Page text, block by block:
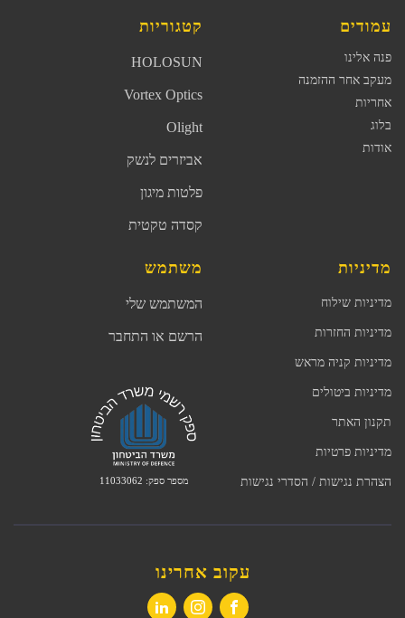
עמודים
פנה אלינו
מעקב אחר ההזמנה
אחריות
בלוג
אודות
קטגוריות
HOLOSUN
Vortex Optics
Olight
אביזרים לנשק
פלטות מיגון
קסדה טקטית
מדיניות
מדיניות שילוח
מדיניות החזרות
מדיניות קניה מראש
מדיניות ביטולים
תקנון האתר
מדיניות פרטיות
הצהרת נגישות / הסדרי נגישות
משתמש
המשתמש שלי
הרשם או התחבר
מספר ספק: 11033062
עקוב אחרינו